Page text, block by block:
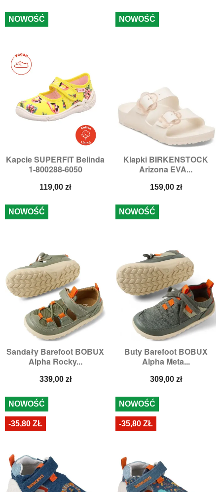
Kapcie SUPERFIT Belinda
1-800288-6050
Cena
119,00 zł
NOWOŚĆ
Klapki BIRKENSTOCK
Arizona EVA...
Cena
159,00 zł
NOWOŚĆ
Sandały Barefoot BOBUX
Alpha Rocky...
Cena
339,00 zł
NOWOŚĆ
Buty Barefoot BOBUX
Alpha Meta...
Cena
309,00 zł
NOWOŚĆ
NOWOŚĆ
-35,80 ZŁ
NOWOŚĆ
-35,80 ZŁ